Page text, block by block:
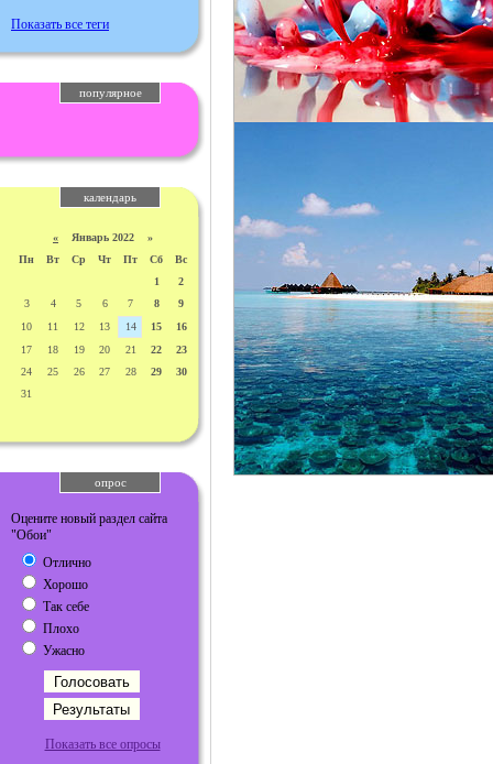
Показать все теги
популярное
календарь
« Январь 2022 »
Пн
Вт Ср Чт Пт Сб
Вс
1
2
3
4 5 6 7 8
9
10
11 12 13 14 15
16
17
18 19 20 21 22
23
24
25 26 27 28 29
30
31
опрос
Оцените новый раздел сайта
"Обои"
Отлично
Хорошо
Так себе
Плохо
Ужасно
Показать все опросы